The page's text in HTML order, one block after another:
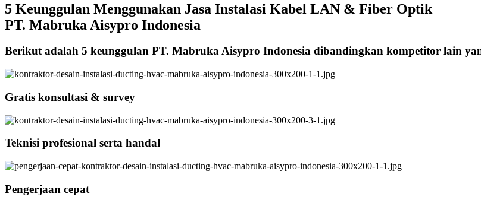
5 Keunggulan Menggunakan Jasa Instalasi Kabel LAN & Fiber Optik
PT. Mabruka Aisypro Indonesia
Berikut adalah 5 keunggulan PT. Mabruka Aisypro Indonesia dibandingkan kompetitor lain
Gratis konsultasi & survey
Teknisi profesional serta handal
Pengerjaan cepat